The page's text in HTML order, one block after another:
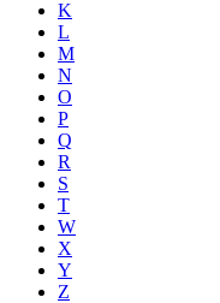
K
L
M
N
O
P
Q
R
S
T
W
X
Y
Z